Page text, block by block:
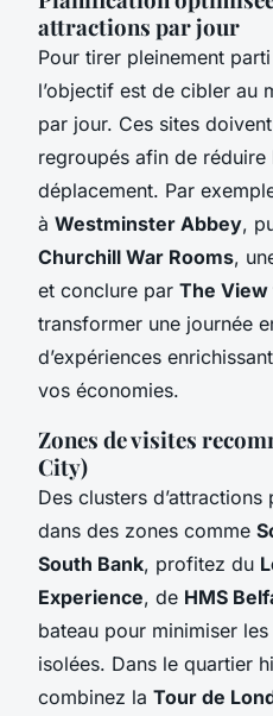
attractions par jour
Pour tirer pleinement
l’objectif est de cibler au
par jour. Ces sites
regroupés afin de réduire
déplacement. Par
à Westminster Abbey,
Churchill War Rooms,
et conclure par The View
transformer une journée
d’expériences
vos économies.
Zones de visites
City)
Des clusters
dans des zones comme
South Bank, profitez du
Experience, de HMS
bateau pour minimiser
isolées. Dans le quartier
combinez la Tour de